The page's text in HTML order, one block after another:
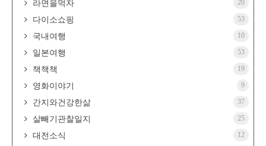
라면을먹자 20
다이소쇼핑 53
국내여행 10
일본여행 53
책책책 19
영화이야기 9
간지와건강한삶 37
살빼기관찰일지 25
대전소식 12